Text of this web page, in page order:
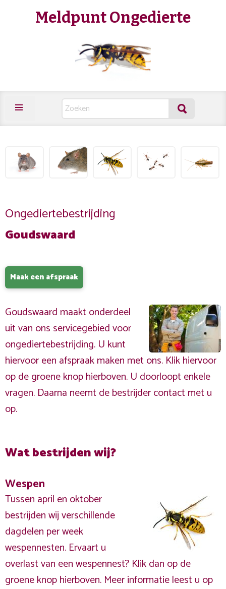
Meldpunt Ongedierte
Ongediertebestrijding
Goudswaard
Maak een afspraak
Goudswaard maakt onderdeel
uit van ons servicegebied voor
ongediertebestrijding. U kunt
hiervoor een afspraak maken met ons. Klik hiervoor
op de groene knop hierboven. U doorloopt enkele
vragen. Daarna neemt de bestrijder contact met u
op.
Wat bestrijden wij?
Wespen
Tussen april en oktober
bestrijden wij verschillende
dagdelen per week
wespennesten. Ervaart u
overlast van een wespennest? Klik dan op de
groene knop hierboven. Meer informatie leest u op